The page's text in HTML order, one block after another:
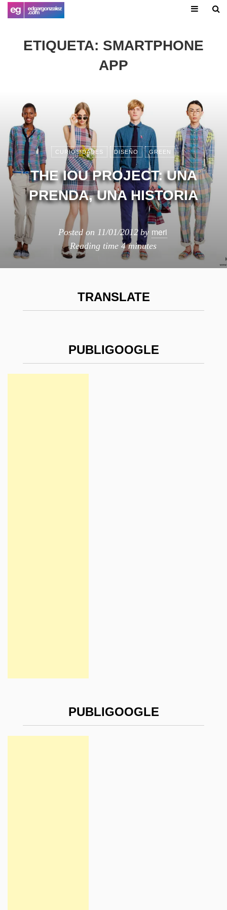
ETIQUETA: SMARTPHONE
APP
CURIOSIDADES DISEÑO GREEN
THE IOU PROJECT: UNA
PRENDA, UNA HISTORIA
Posted on 11/01/2012 by meri
Reading time 4 minutes
TRANSLATE
PUBLIGOOGLE
PUBLIGOOGLE